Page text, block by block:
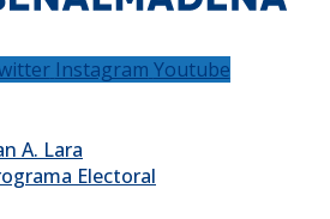
Instagram Youtube
A. Lara
Electoral